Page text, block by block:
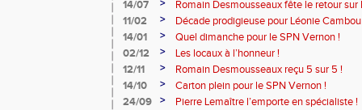
14/07
>
Romain Desmousseaux fête le retour sur
11/02
>
Décade prodigieuse pour Léonie
14/01
>
Quel dimanche pour le SPN Vernon !
02/12
>
Les locaux à l’honneur !
12/11
>
Romain Desmousseaux reçu 5 sur 5 !
14/10
>
Carton plein pour le SPN Vernon !
24/09
> Pierre Lemaître l’emporte en spécialiste !